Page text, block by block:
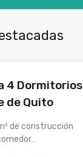
4 Dormitorios
de Quito
de construcción